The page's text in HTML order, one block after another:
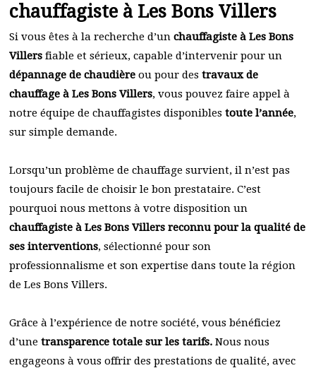
chauffagiste à Les Bons Villers
Si vous êtes à la recherche d’un chauffagiste à Les Bons
Villers fiable et sérieux, capable d’intervenir pour un
dépannage de chaudière ou pour des travaux de
chauffage à Les Bons Villers, vous pouvez faire appel à
notre équipe de chauffagistes disponibles toute l’année,
sur simple demande.
Lorsqu’un problème de chauffage survient, il n’est pas
toujours facile de choisir le bon prestataire. C’est
pourquoi nous mettons à votre disposition un
chauffagiste à Les Bons Villers reconnu pour la qualité de
ses interventions, sélectionné pour son
professionnalisme et son expertise dans toute la région
de Les Bons Villers.
Grâce à l’expérience de notre société, vous bénéficiez
d’une transparence totale sur les tarifs. Nous nous
engageons à vous offrir des prestations de qualité, avec